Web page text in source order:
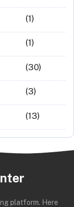
(1)
(1)
(30)
(3)
(13)
platform. Here